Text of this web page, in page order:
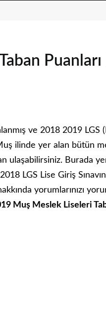
Puanları
ve 2018 2019 LGS
ilinde yer alan bütün
ulaşabilirsiniz. Burada
LGS Lise Giriş
yorumlarınızı
Muş Meslek Liseleri